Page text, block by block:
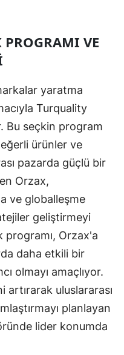
PROGRAMI VE
yaratma
Turquality
Bu seçkin program
ürünler ve
pazarda güçlü bir
Orzax,
ve globalleşme
geliştirmeyi
Orzax'a
daha etkili bir
olmayı amaçlıyor.
uluslararası
planlayan
lider konumda